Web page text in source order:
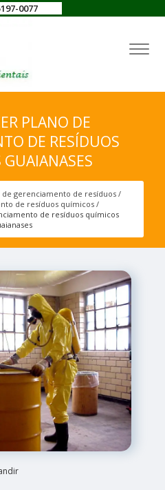
0077
PLANO DE
DE RESÍDUOS
de gerenciamento de resíduos
de resíduos químicos
de resíduos químicos